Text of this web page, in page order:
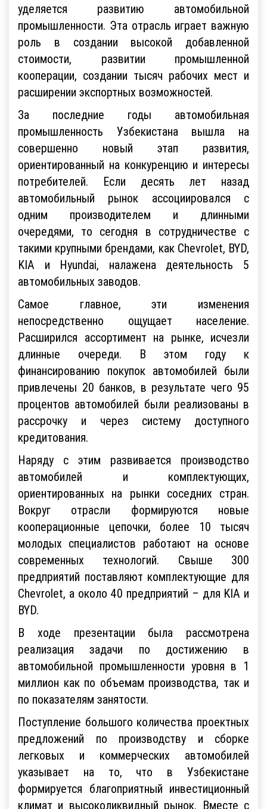
уделяется развитию автомобильной
промышленности. Эта отрасль играет важную
роль в создании высокой добавленной
стоимости, развитии промышленной
кооперации, создании тысяч рабочих мест и
расширении экспортных возможностей.
За последние годы автомобильная
промышленность Узбекистана вышла на
совершенно новый этап развития,
ориентированный на конкуренцию и интересы
потребителей. Если десять лет назад
автомобильный рынок ассоциировался с
одним производителем и длинными
очередями, то сегодня в сотрудничестве с
такими крупными брендами, как Chevrolet, BYD,
KIA и Hyundai, налажена деятельность 5
автомобильных заводов.
Самое главное, эти изменения
непосредственно ощущает население.
Расширился ассортимент на рынке, исчезли
длинные очереди. В этом году к
финансированию покупок автомобилей были
привлечены 20 банков, в результате чего 95
процентов автомобилей были реализованы в
рассрочку и через систему доступного
кредитования.
Наряду с этим развивается производство
автомобилей и комплектующих,
ориентированных на рынки соседних стран.
Вокруг отрасли формируются новые
кооперационные цепочки, более 10 тысяч
молодых специалистов работают на основе
современных технологий. Свыше 300
предприятий поставляют комплектующие для
Chevrolet, а около 40 предприятий – для KIA и
BYD.
В ходе презентации была рассмотрена
реализация задачи по достижению в
автомобильной промышленности уровня в 1
миллион как по объемам производства, так и
по показателям занятости.
Поступление большого количества проектных
предложений по производству и сборке
легковых и коммерческих автомобилей
указывает на то, что в Узбекистане
формируется благоприятный инвестиционный
климат и высоколиквидный рынок. Вместе с